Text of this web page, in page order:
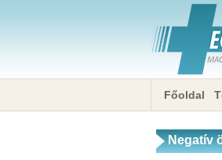
Főoldal
Negatív